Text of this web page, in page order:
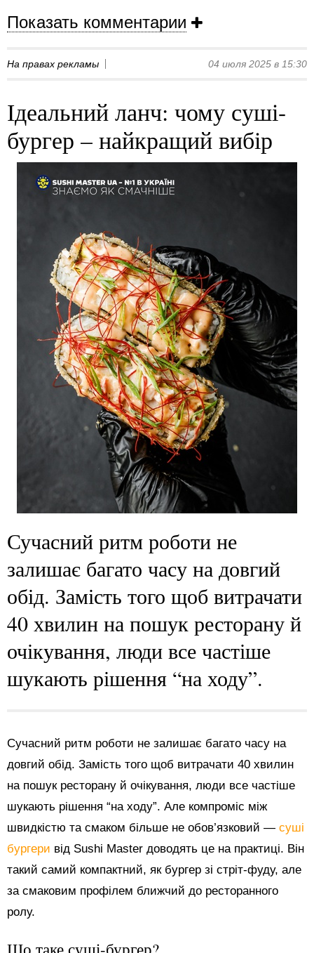
Показать комментарии
На правах рекламы 04 июля 2025 в 15:30
Ідеальний ланч: чому суші-
бургер – найкращий вибір
Сучасний ритм роботи не
залишає багато часу на довгий
обід. Замість того щоб витрачати
40 хвилин на пошук ресторану й
очікування, люди все частіше
шукають рішення “на ходу”.
Сучасний ритм роботи не залишає багато часу на
довгий обід. Замість того щоб витрачати 40 хвилин
на пошук ресторану й очікування, люди все частіше
шукають рішення “на ходу”. Але компроміс між
швидкістю та смаком більше не обов’язковий — суші
бургери від Sushi Master доводять це на практиці. Він
такий самий компактний, як бургер зі стріт-фуду, але
за смаковим профілем ближчий до ресторанного
ролу.